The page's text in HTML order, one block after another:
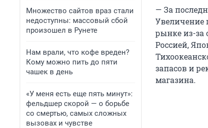
Множество сайтов враз стали
недоступны: массовый сбой
произошел в Рунете
Нам врали, что кофе вреден?
Кому можно пить до пяти
чашек в день
«У меня есть еще пять минут»:
фельдшер скорой — о борьбе
со смертью, самых сложных
вызовах и чувстве
— За
Увеличение
рынке из-за
Россией,
запасов и
магазина.